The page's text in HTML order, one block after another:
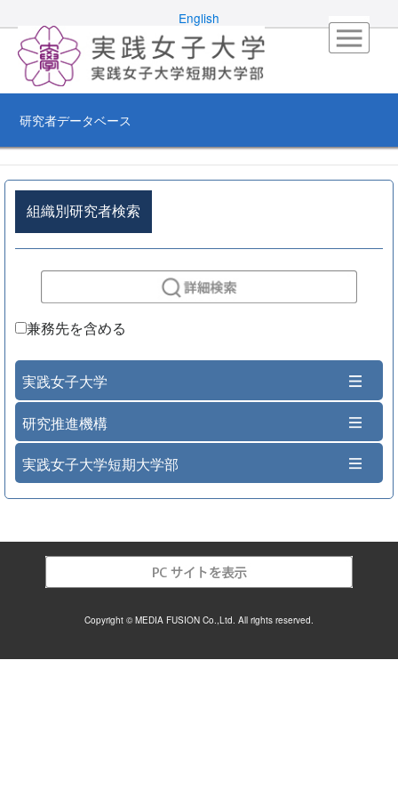
English
研究者データベース
組織別研究者検索
兼務先を含める
実践女子大学
研究推進機構
実践女子大学短期大学部
Copyright © MEDIA FUSION Co.,Ltd. All rights reserved.